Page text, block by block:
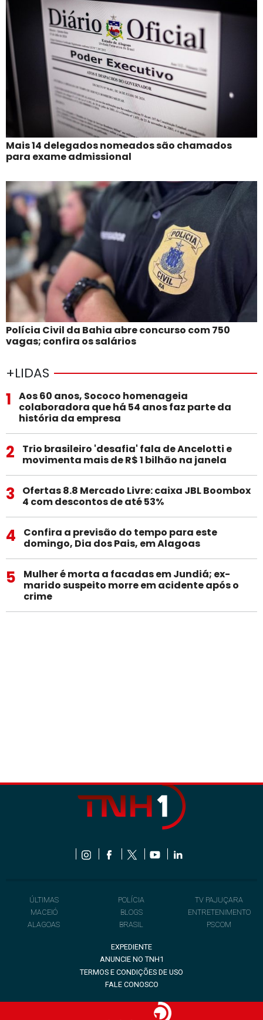
Mais 14 delegados nomeados são chamados
para exame admissional
Polícia Civil da Bahia abre concurso com 750
vagas; confira os salários
+LIDAS
1
Aos 60 anos, Sococo homenageia
colaboradora que há 54 anos faz parte da
história da empresa
2
Trio brasileiro 'desafia' fala de Ancelotti e
movimenta mais de R$ 1 bilhão na janela
3
Ofertas 8.8 Mercado Livre: caixa JBL Boombox
4 com descontos de até 53%
4
Confira a previsão do tempo para este
domingo, Dia dos Pais, em Alagoas
5
Mulher é morta a facadas em Jundiá; ex-
marido suspeito morre em acidente após o
crime
ÚLTIMAS
MACEIÓ
ALAGOAS
POLÍCIA
BLOGS
BRASIL
TV PAJUÇARA
ENTRETENIMENTO
PSCOM
EXPEDIENTE
ANUNCIE NO TNH1
TERMOS E CONDIÇÕES DE USO
FALE CONOSCO